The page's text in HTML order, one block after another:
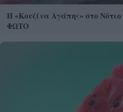
Η «Κουζίνα Αγάπης» στο
ΦΩΤΟ